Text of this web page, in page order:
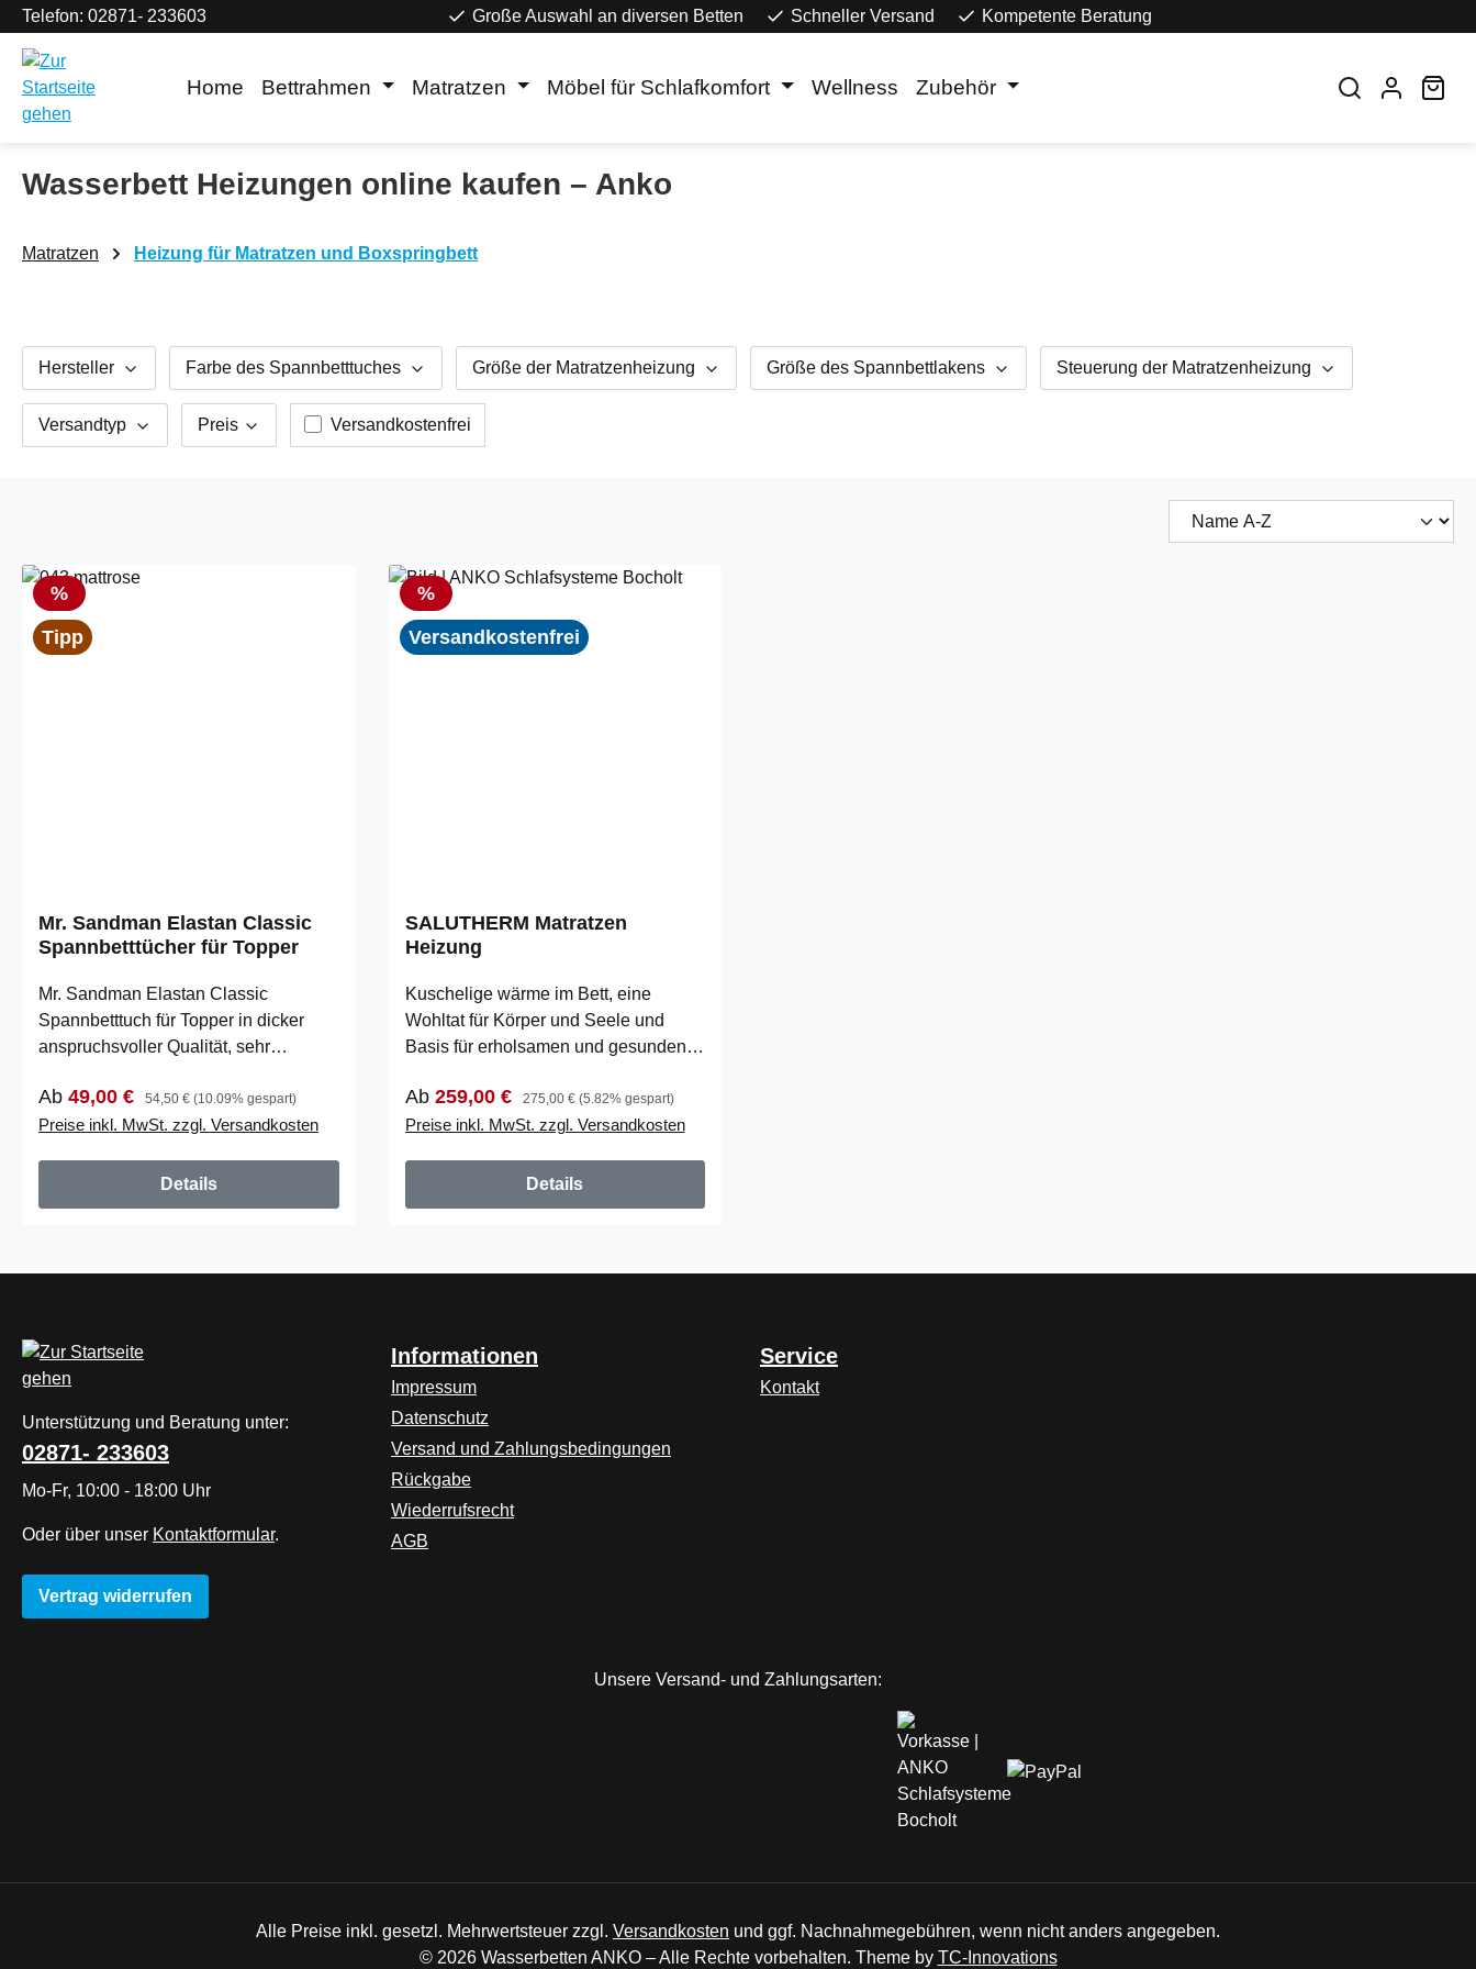
Hauptinhalt springen
Zur Suche springen
Zur Hauptnavigation springen
Telefon: 02871- 233603 Große Auswahl an diversen Betten Schneller Versand Kompetente Beratung
Home Bettrahmen Matratzen Möbel für Schlafkomfort Wellness Zubehör
Wasserbett Heizungen online kaufen – Anko
Matratzen Heizung für Matratzen und Boxspringbett
Hersteller Farbe des Spannbetttuches Größe der Matratzenheizung Größe des Spannbettlakens Steuerung der Matratzenheizung
Versandtyp Preis Filter hinzufügen: Versandkostenfrei
Versandkostenfrei
Rabatt
%
Tipp
Mr. Sandman Elastan Classic
Spannbetttücher für Topper
Mr. Sandman Elastan Classic
Spannbetttuch für Topper in dicker
anspruchsvoller Qualität, sehr
Baumwolle …
Verkaufspreis:
Ab 49,00 € Regulärer Preis:
54,50 € (10.09% gespart)
Preise inkl. MwSt. zzgl. Versandkosten
Details
Rabatt
%
Versandkostenfrei
SALUTHERM Matratzen
Heizung
Kuschelige wärme im Bett, eine
Wohltat für Körper und Seele und
Basis für erholsamen und gesunden
für die …
Verkaufspreis:
Ab 259,00 € Regulärer Preis:
275,00 € (5.82% gespart)
Preise inkl. MwSt. zzgl. Versandkosten
Details
Unterstützung und Beratung unter:
02871- 233603
Mo-Fr, 10:00 - 18:00 Uhr
Oder über unser Kontaktformular.
Vertrag widerrufen
Informationen
Impressum
Datenschutz
Versand und Zahlungsbedingungen
Rückgabe
Wiederrufsrecht
AGB
Service
Kontakt
Unsere Versand- und Zahlungsarten:
Alle Preise inkl. gesetzl. Mehrwertsteuer zzgl. Versandkosten und ggf. Nachnahmegebühren, wenn nicht anders angegeben.
© 2026 Wasserbetten ANKO – Alle Rechte vorbehalten. Theme by TC-Innovations